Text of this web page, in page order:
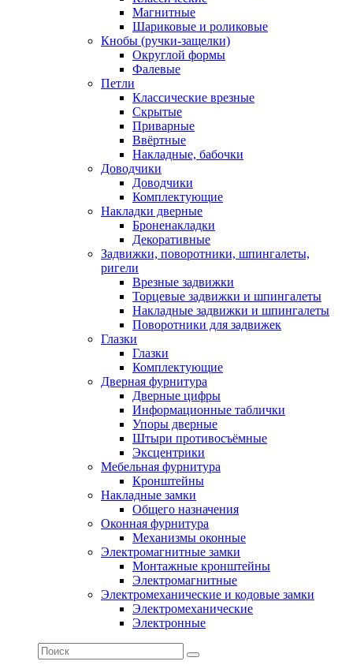
Магнитные
Шариковые и роликовые
Кнобы (ручки-защелки)
Округлой формы
Фалевые
Петли
Классические врезные
Скрытые
Приварные
Ввёртные
Накладные, бабочки
Доводчики
Доводчики
Комплектующие
Накладки дверные
Броненакладки
Декоративные
Задвижки, поворотники, шпингалеты,
ригели
Врезные задвижки
Торцевые задвижки и шпингалеты
Накладные задвижки и шпингалеты
Поворотники для задвижек
Глазки
Глазки
Комплектующие
Дверная фурнитура
Дверные цифры
Информационные таблички
Упоры дверные
Штыри противосъёмные
Эксцентрики
Мебельная фурнитура
Кронштейны
Накладные замки
Общего назначения
Оконная фурнитура
Механизмы оконные
Электромагнитные замки
Монтажные кронштейны
Электромагнитные
Электромеханические и кодовые замки
Электромеханические
Электронные